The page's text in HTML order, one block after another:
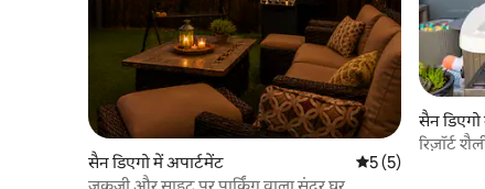
सैन डिएगो में अपार्टमेंट औसत रेटिंग 5 में से 5,
5 (5)
सैन
रिज़ॉर्ट